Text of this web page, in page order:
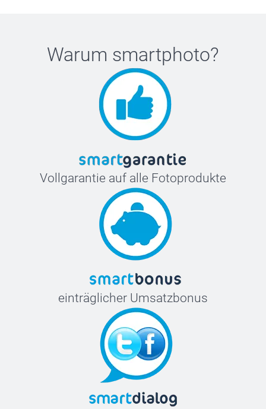
Warum smartphoto?
Vollgarantie auf alle Fotoprodukte
einträglicher Umsatzbonus